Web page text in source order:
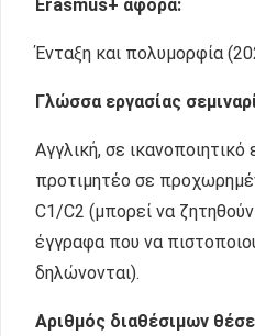
Erasmus+ αφορά:
Ένταξη και πολυμορφία
Γλώσσα εργασίας
Αγγλική, σε
προτιμητέο σε
C1/C2 (μπορεί να
έγγραφα που να
δηλώνονται).
Αριθμός διαθέσιμων